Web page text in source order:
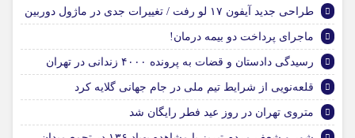
طراحی جدید آیفون ۱۷ لو رفت / تغییرات جدی در ماژول دوربین
ماجرای پرداخت دو بیمه درمان!
رسیدگی دادستان و قضات به پرونده ۴۰۰۰ زندانی در تهران
قلعه‌نویی از شرایط تیم ملی در جام جهانی گلایه کرد
متروی تهران در روز عید فطر رایگان شد